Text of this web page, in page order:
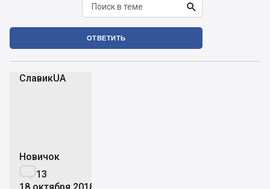

ОТВЕТИТЬ
СлавикUA
Новичок
13